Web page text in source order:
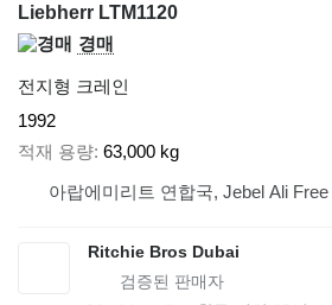
Liebherr LTM1120
경매
전지형 크레인
1992
적재 용량 63,000 kg
아랍에미리트 연합국, Jebel Ali Free
Ritchie Bros Dubai